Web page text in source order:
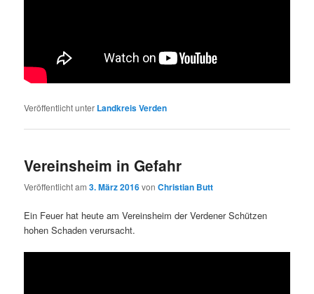
Veröffentlicht unter Landkreis Verden
Vereinsheim in Gefahr
Veröffentlicht am3. März 2016vonChristian Butt
Ein Feuer hat heute am Vereinsheim der Verdener Schützen
hohen Schaden verursacht.